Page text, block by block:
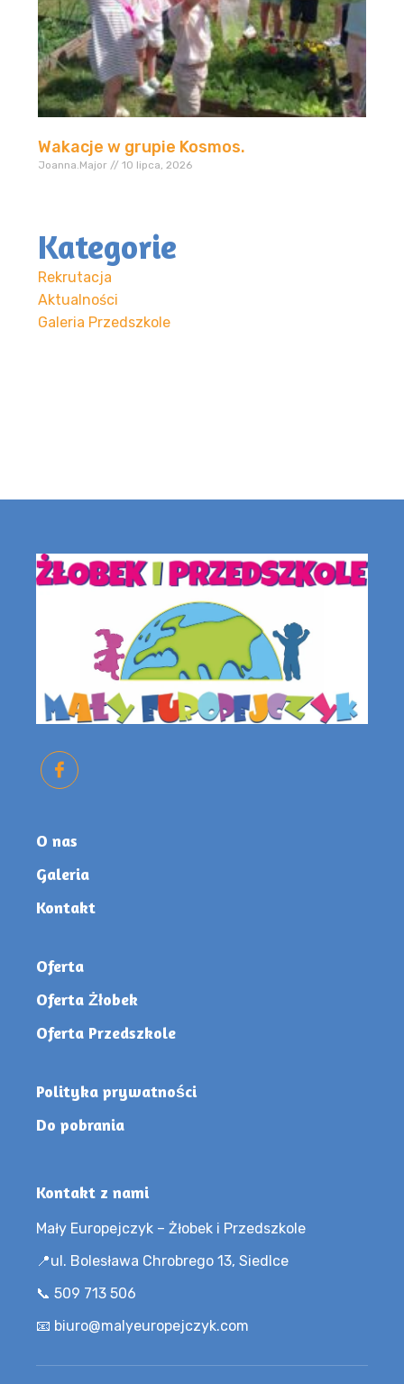
Wakacje w grupie Kosmos.
Joanna.Major 10 lipca, 2026
Kategorie
Rekrutacja
Aktualności
Galeria Przedszkole
O nas
Galeria
Kontakt
Oferta
Oferta Żłobek
Oferta Przedszkole
Polityka prywatności
Do pobrania
Kontakt z nami
Mały Europejczyk – Żłobek i Przedszkole
📍ul. Bolesława Chrobrego 13, Siedlce
📞 509 713 506
📧 biuro@malyeuropejczyk.com